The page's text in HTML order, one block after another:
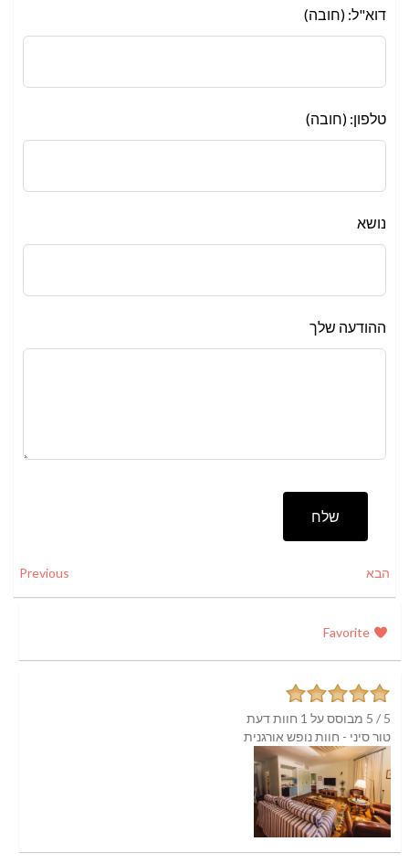
דוא"ל: (חובה)
טלפון: (חובה)
נושא
ההודעה שלך
שלח
Previous הבא
Favorite
5
/
5 מבוסס על 1 חוות דעת
טור סיני - חוות נופש אורגנית